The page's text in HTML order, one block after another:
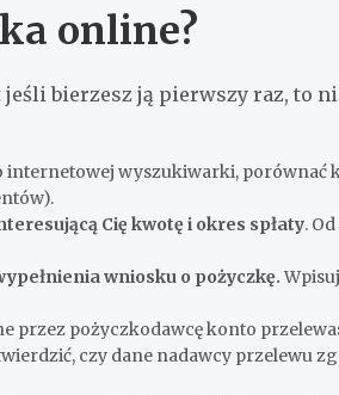
online?
bierzesz ją pierwszy raz, to
internetowej wyszukiwarki, porównać
Cię kwotę i okres spłaty.
wniosku o pożyczkę.
przez pożyczkodawcę konto
czy dane nadawcy przelewu